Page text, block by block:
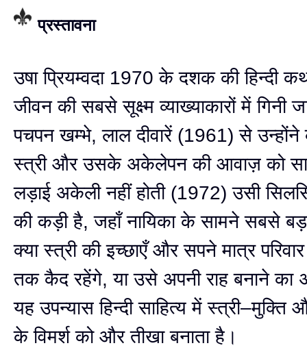
प्रस्तावना
उषा प्रियम्वदा 1970 के दशक की हिन्दी
जीवन की सबसे सूक्ष्म व्याख्याकारों में गिनी
पचपन खम्भे, लाल दीवारें (1961) से उन्होंने
स्त्री और उसके अकेलेपन की आवाज़ को
लड़ाई अकेली नहीं होती (1972) उसी
की कड़ी है, जहाँ नायिका के सामने सबसे
क्या स्त्री की इच्छाएँ और सपने मात्र
तक कैद रहेंगे, या उसे अपनी राह बनाने का
यह उपन्यास हिन्दी साहित्य में स्त्री–मुक्ति
के विमर्श को और तीखा बनाता है।